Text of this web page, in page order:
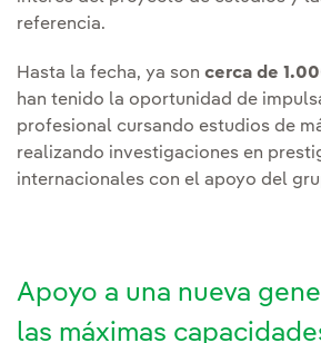
referencia.
Hasta la fecha, ya son cerca de
han tenido la oportunidad de
profesional cursando estudios de
realizando investigaciones en
internacionales con el apoyo del
Apoyo a una nueva
las máximas